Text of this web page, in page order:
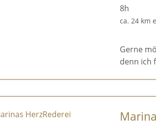
8h
ca. 24 km
Gerne
denn ich